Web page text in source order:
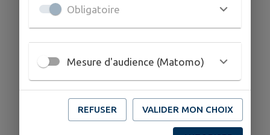
Obligatoire
Mesure d'audience (Matomo)
REFUSER VALIDER MON CHOIX